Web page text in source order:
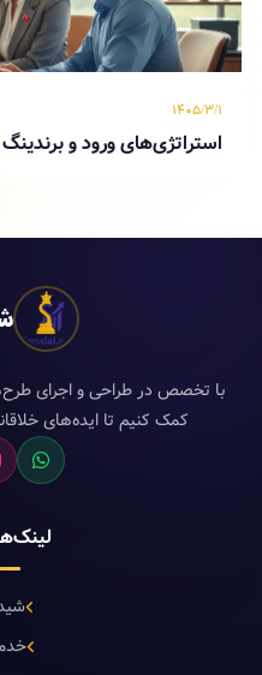
۱۴۰۵/۳/۱
استراتژی‌های ورود و برندینگ
با تخصص در طراحی و اجرای
کمک کنیم تا ایده‌های